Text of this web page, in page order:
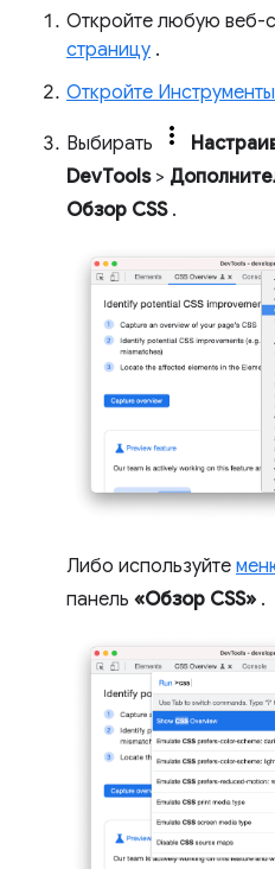
Откройте любую веб-
страницу .
Откройте
Выбирать
DevTools>
Обзор CSS.
Либо используйте
панель «Обзор CSS» .